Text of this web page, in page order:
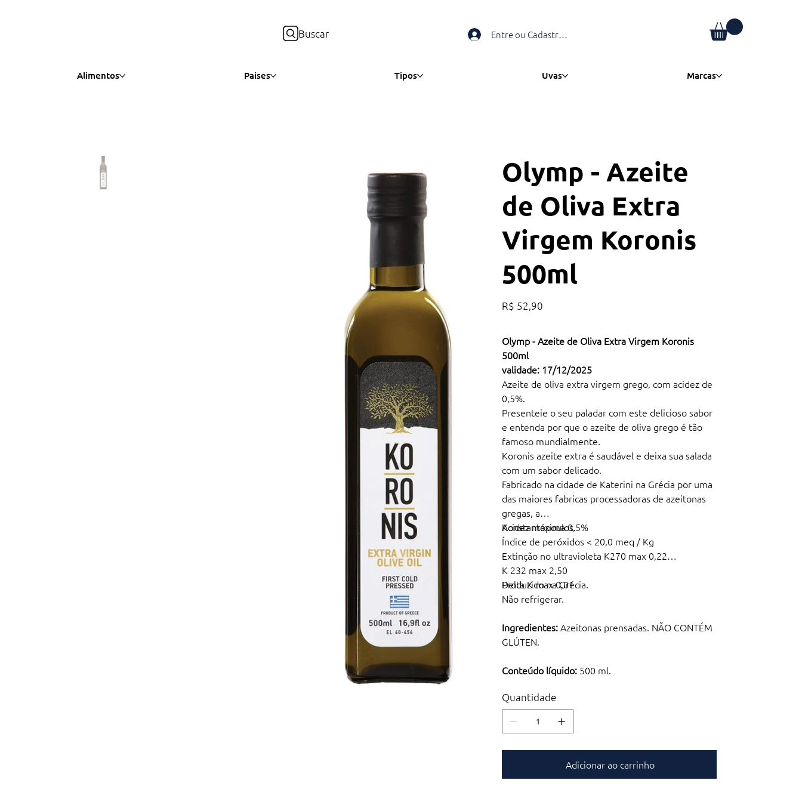
Buscar Entre ou Cadastre-se
Alimentos Paises Tipos Uvas Marcas
Olymp - Azeite
de Oliva Extra
Virgem Koronis
500ml
R$ 52,90
Olymp - Azeite de Oliva Extra Virgem Koronis
500ml
validade: 17/12/2025
Azeite de oliva extra virgem grego, com acidez de
0,5%.
Presenteie o seu paladar com este delicioso sabor
e entenda por que o azeite de oliva grego é tão
famoso mundialmente.
Koronis azeite extra é saudável e deixa sua salada
com um sabor delicado.
Fabricado na cidade de Katerini na Grécia por uma
das maiores fabricas processadoras de azeitonas
gregas, a
Konstantopoulos.
Acidez máxima 0,5%
Índice de peróxidos < 20,0 meq / Kg
Extinção no ultravioleta K270 max 0,22
K 232 max 2,50
Delta K max 0,01
Produzido na Grécia.
Não refrigerar.
Ingredientes:Azeitonas prensadas. NÃO CONTÉM
GLÚTEN.
Conteúdo líquido: 500 ml.
Quantidade
Adicionar ao carrinho